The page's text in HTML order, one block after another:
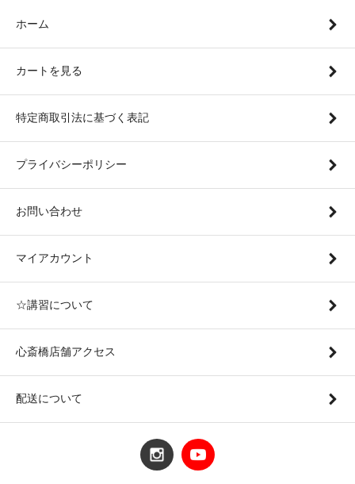
ホーム
カートを見る
特定商取引法に基づく表記
プライバシーポリシー
お問い合わせ
マイアカウント
☆講習について
心斎橋店舗アクセス
配送について